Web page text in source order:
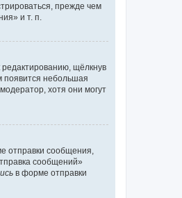
прежде чем
и т. п.
щёлкнув
появится небольшая
хотя они могут
отправки сообщения,
сообщений»
в форме отправки